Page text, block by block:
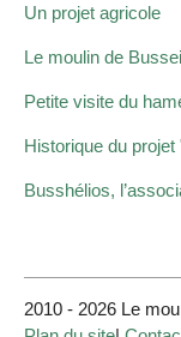
Un projet agricole
Le moulin de
Petite visite du
Historique du
Busshélios,
2010 - 2026 Le